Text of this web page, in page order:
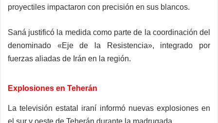
proyectiles impactaron con precisión en sus blancos.
Saná justificó la medida como parte de la coordinación del
denominado «Eje de la Resistencia», integrado por
fuerzas aliadas de Irán en la región.
Explosiones en Teherán
La televisión estatal iraní informó nuevas explosiones en
el sur y oeste de Teherán durante la madrugada.